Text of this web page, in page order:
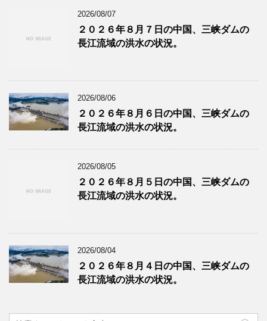
2026/08/07
２０２６年８月７日の中国、三峡ダムの
長江流域の洪水の状況。
2026/08/06
２０２６年８月６日の中国、三峡ダムの
長江流域の洪水の状況。
2026/08/05
２０２６年８月５日の中国、三峡ダムの
長江流域の洪水の状況。
2026/08/04
２０２６年８月４日の中国、三峡ダムの
長江流域の洪水の状況。